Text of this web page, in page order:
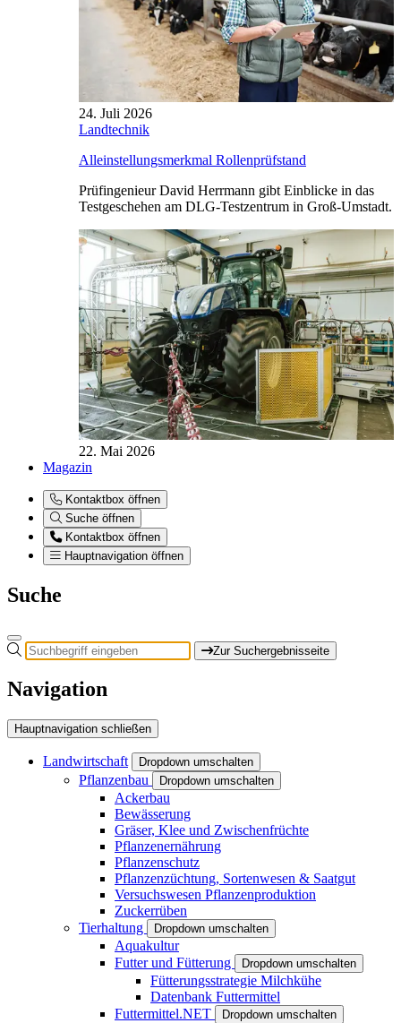
24. Juli 2026
Landtechnik
Alleinstellungsmerkmal Rollenprüfstand
Prüfingenieur David Herrmann gibt Einblicke in das
Testgeschehen am DLG-Testzentrum in Groß-Umstadt.
22. Mai 2026
Magazin
Kontaktbox öffnen
Suche öffnen
Kontaktbox öffnen
Hauptnavigation öffnen
Suche
Zur Suchergebnisseite
Navigation
Hauptnavigation schließen
Landwirtschaft Dropdown umschalten
Pflanzenbau Dropdown umschalten
Ackerbau
Bewässerung
Gräser, Klee und Zwischenfrüchte
Pflanzenernährung
Pflanzenschutz
Pflanzenzüchtung, Sortenwesen & Saatgut
Versuchswesen Pflanzenproduktion
Zuckerrüben
Tierhaltung
Dropdown umschalten
Aquakultur
Futter und Fütterung
Dropdown umschalten
Fütterungsstrategie Milchkühe
Datenbank Futtermittel
Futtermittel.NET
Dropdown umschalten